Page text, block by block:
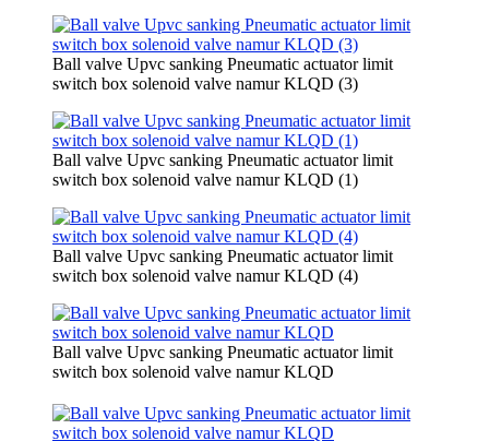
Ball valve Upvc sanking Pneumatic actuator limit
switch box solenoid valve namur KLQD (3)
Ball valve Upvc sanking Pneumatic actuator limit
switch box solenoid valve namur KLQD (1)
Ball valve Upvc sanking Pneumatic actuator limit
switch box solenoid valve namur KLQD (4)
Ball valve Upvc sanking Pneumatic actuator limit
switch box solenoid valve namur KLQD